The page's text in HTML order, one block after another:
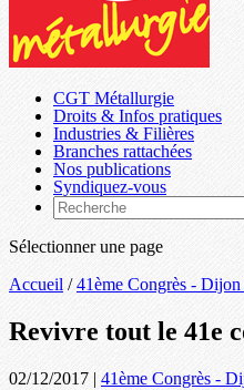
CGT Métallurgie
Droits & Infos pratiques
Industries & Filières
Branches rattachées
Nos publications
Syndiquez-vous
Sélectionner une page
Accueil /41ème Congrès -
Revivre tout le 41e
02/12/2017 | 41ème Congrès -